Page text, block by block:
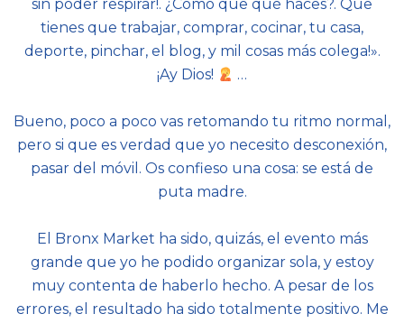
sin poder respirar!. ¿Cómo que qué haces?. Que
tienes que trabajar, comprar, cocinar, tu casa,
deporte, pinchar, el blog, y mil cosas más colega!».
¡Ay Dios!
…
Bueno, poco a poco vas retomando tu ritmo normal,
pero si que es verdad que yo necesito desconexión,
pasar del móvil. Os confieso una cosa: se está de
puta madre.
El Bronx Market ha sido, quizás, el evento más
grande que yo he podido organizar sola, y estoy
muy contenta de haberlo hecho. A pesar de los
errores, el resultado ha sido totalmente positivo. Me